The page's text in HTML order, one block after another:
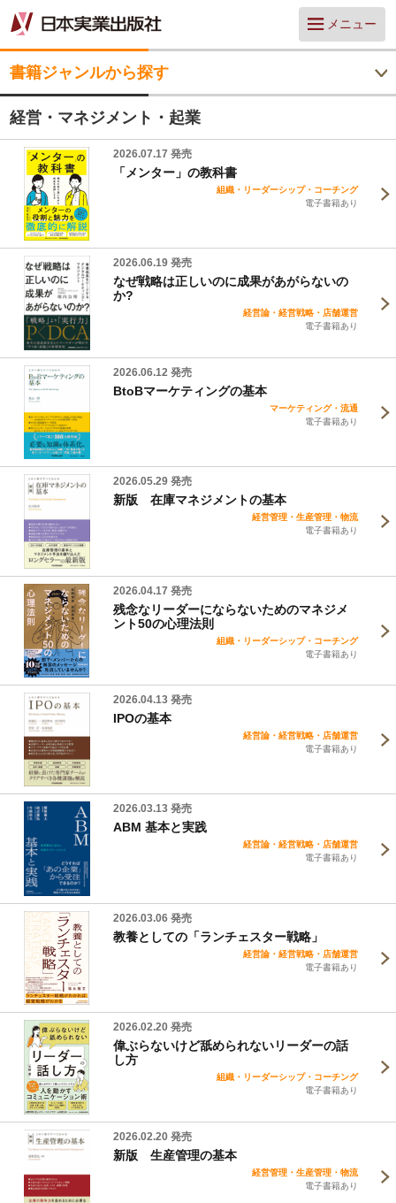
メニュー
書籍ジャンルから探す
経営・マネジメント・起業
2026.07.17 発売
「メンター」の教科書
組織・リーダーシップ・コーチング
電子書籍あり
2026.06.19 発売
なぜ戦略は正しいのに成果があがらないの
か?
経営論・経営戦略・店舗運営
電子書籍あり
2026.06.12 発売
BtoBマーケティングの基本
マーケティング・流通
電子書籍あり
2026.05.29 発売
新版 在庫マネジメントの基本
経営管理・生産管理・物流
電子書籍あり
2026.04.17 発売
残念なリーダーにならないためのマネジメ
ント50の心理法則
組織・リーダーシップ・コーチング
電子書籍あり
2026.04.13 発売
IPOの基本
経営論・経営戦略・店舗運営
電子書籍あり
2026.03.13 発売
ABM 基本と実践
経営論・経営戦略・店舗運営
電子書籍あり
2026.03.06 発売
教養としての「ランチェスター戦略」
経営論・経営戦略・店舗運営
電子書籍あり
2026.02.20 発売
偉ぶらないけど舐められないリーダーの話
し方
組織・リーダーシップ・コーチング
電子書籍あり
2026.02.20 発売
新版 生産管理の基本
経営管理・生産管理・物流
電子書籍あり